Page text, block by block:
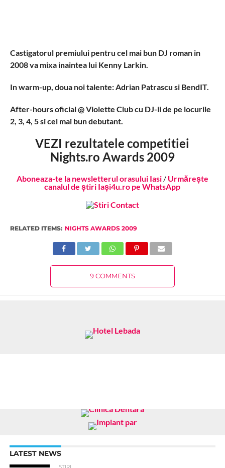
Castigatorul premiului pentru cel mai bun DJ roman in
2008 va mixa inaintea lui Kenny Larkin.
In warm-up, doua noi talente: Adrian Patrascu si BendIT.
After-hours oficial @ Violette Club cu DJ-ii de pe locurile
2, 3, 4, 5 si cel mai bun debutant.
VEZI rezultatele competitiei
Nights.ro Awards 2009
Aboneaza-te la newsletterul orasului Iasi/ Urmărește
canalul de știri Iași4u.ro pe WhatsApp
RELATED ITEMS: NIGHTS AWARDS 2009
9 COMMENTS
LATEST NEWS